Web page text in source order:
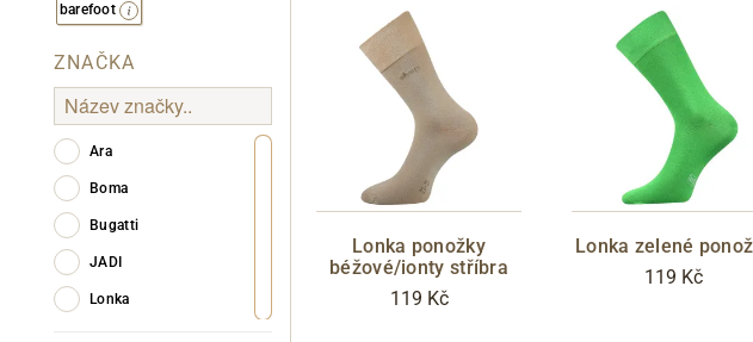
barefoot
ZNAČKA
Ara
Boma
Bugatti
JADI
Lonka
Lonka ponožky
béžové/ionty stříbra
119 Kč
Lonka zelené
119 Kč